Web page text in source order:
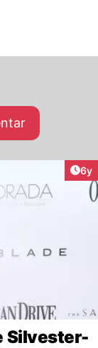
6y
Silvester-